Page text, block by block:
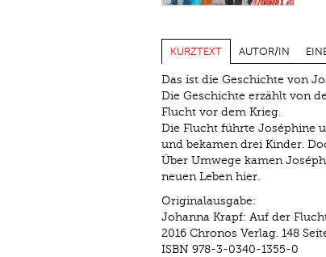
KURZTEXT AUTOR/IN
Das ist die Geschichte von
Die Geschichte erzählt von
Flucht vor dem Krieg.
Die Flucht führte Joséphine
und bekamen drei Kinder.
Über Umwege kamen
neuen Leben hier.
Originalausgabe:
Johanna Krapf: Auf der
2016 Chronos Verlag. 148
ISBN 978-3-0340-1355-0